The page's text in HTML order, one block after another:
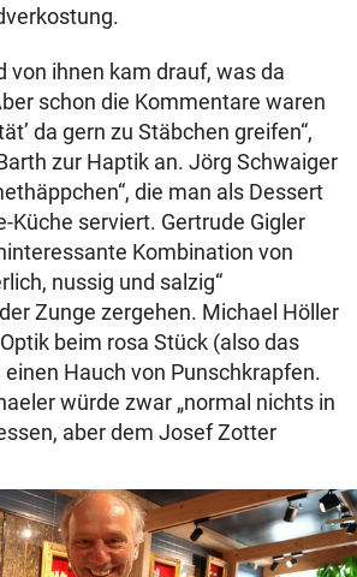
von ihnen kam drauf, was da
schon die Kommentare waren
da gern zu Stäbchen greifen“,
zur Haptik an. Jörg Schwaiger
die man als Dessert
Küche serviert. Gertrude Gigler
Kombination von
nussig und salzig“
Zunge zergehen. Michael Höller
beim rosa Stück (also das
Hauch von Punschkrapfen.
würde zwar „normal nichts in
aber dem Josef Zotter